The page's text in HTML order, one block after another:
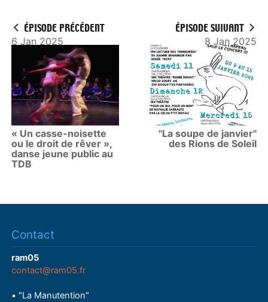
ÉPISODE PRÉCÉDENT
6 Jan 2025
« Un casse-noisette
ou le droit de rêver »,
danse jeune public au
TDB
ÉPISODE SUIVANT
8 Jan 2025
"La soupe de janvier"
des Rions de Soleil
Contact
ram05
contact@ram05.fr
• "La Manutention"